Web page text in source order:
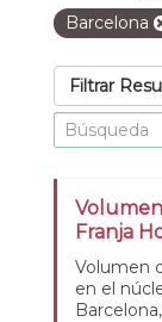
Barcelona
Filtrar
Franja
Volumen
en el